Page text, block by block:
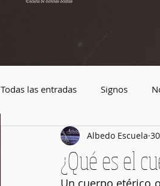
Todas las entradas Signos
Plantas mágicas Piedras
¿Qué es el
Albedo Escuela
Un cuerpo etérico